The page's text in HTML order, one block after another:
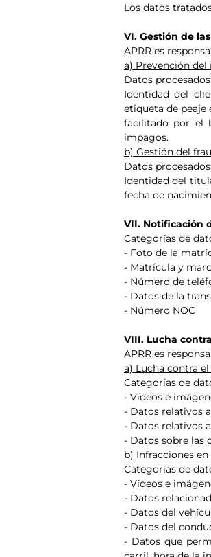
Los datos
VI. Gestión de
APRR es
a) Prevención
Datos
Identidad del
etiqueta de
facilitado por el
impagos.
b) Gestión del
Datos
Identidad del
fecha de
VII. Notificación
Categorías de
- Foto de la
- Matrícula y
- Número de
- Datos de la
- Número NOC
VIII. Lucha
APRR es
a) Lucha contra
Categorías de
- Vídeos e
- Datos relativos
- Datos relativos
- Datos sobre las
b) Infracciones
Categorías de
- Vídeos e
- Datos
- Datos del
- Datos del
- Datos que